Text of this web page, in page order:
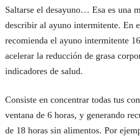
Saltarse el desayuno… Esa es una
describir al ayuno intermitente. En
recomienda el ayuno intermitente
acelerar la reducción de grasa
indicadores de salud.
Consiste en concentrar todas tus
ventana de 6 horas, y generando
de 18 horas sin alimentos. Por